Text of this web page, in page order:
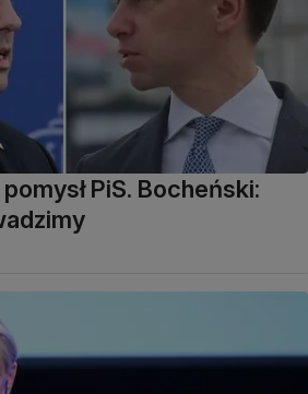
PiS. Bocheński: